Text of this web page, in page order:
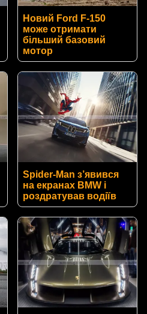
Новий Ford F-150
може отримати
більший базовий
мотор
Spider-Man з’явився
на екранах BMW і
роздратував водіїв